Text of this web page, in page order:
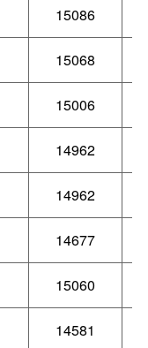
15086
15068
15006
14962
14962
14677
15060
14581